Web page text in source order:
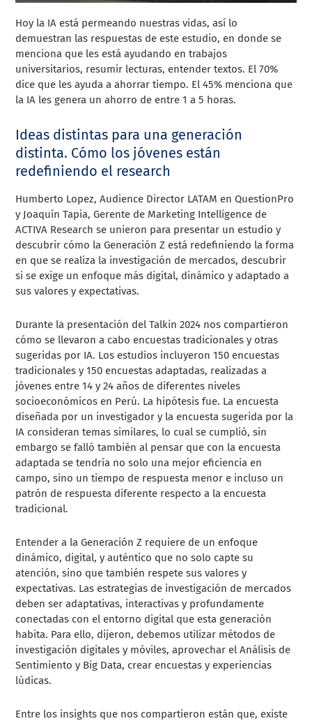
Hoy la IA está permeando nuestras vidas, así lo
demuestran las respuestas de este estudio, en donde se
menciona que les está ayudando en trabajos
universitarios, resumir lecturas, entender textos. El 70%
dice que les ayuda a ahorrar tiempo. El 45% menciona que
la IA les genera un ahorro de entre 1 a 5 horas.
Ideas distintas para una generación
distinta. Cómo los jóvenes están
redefiniendo el research
Humberto Lopez, Audience Director LATAM en QuestionPro
y Joaquín Tapia, Gerente de Marketing Intelligence de
ACTIVA Research se unieron para presentar un estudio y
descubrir cómo la Generación Z está redefiniendo la forma
en que se realiza la investigación de mercados, descubrir
si se exige un enfoque más digital, dinámico y adaptado a
sus valores y expectativas.
Durante la presentación del Talkin 2024 nos compartieron
cómo se llevaron a cabo encuestas tradicionales y otras
sugeridas por IA. Los estudios incluyeron 150 encuestas
tradicionales y 150 encuestas adaptadas, realizadas a
jóvenes entre 14 y 24 años de diferentes niveles
socioeconómicos en Perú​​. La hipótesis fue. La encuesta
diseñada por un investigador y la encuesta sugerida por la
IA consideran temas similares, lo cual se cumplió, sin
embargo se falló también al pensar que con la encuesta
adaptada se tendría no solo una mejor eficiencia en
campo, sino un tiempo de respuesta menor e incluso un
patrón de respuesta diferente respecto a la encuesta
tradicional.
Entender a la Generación Z requiere de un enfoque
dinámico, digital, y auténtico que no solo capte su
atención, sino que también respete sus valores y
expectativas. Las estrategias de investigación de mercados
deben ser adaptativas, interactivas y profundamente
conectadas con el entorno digital que esta generación
habita. Para ello, dijeron, debemos utilizar métodos de
investigación digitales y móviles, aprovechar el Análisis de
Sentimiento y Big Data, crear encuestas y experiencias
lúdicas.
Entre los insights que nos compartieron están que, existe